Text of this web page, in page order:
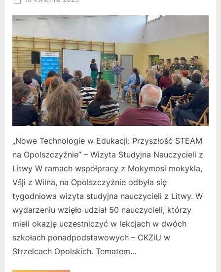
„Nowe Technologie w Edukacji: Przyszłość STEAM
na Opolszczyźnie” – Wizyta Studyjna Nauczycieli z
Litwy W ramach współpracy z Mokymosi mokykla,
VšĮi z Wilna, na Opolszczyźnie odbyła się
tygodniowa wizyta studyjna nauczycieli z Litwy. W
wydarzeniu wzięło udział 50 nauczycieli, którzy
mieli okazję uczestniczyć w lekcjach w dwóch
szkołach ponadpodstawowych – CKZiU w
Strzelcach Opolskich. Tematem…